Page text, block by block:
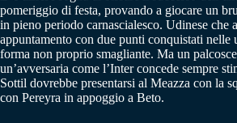
pomeriggio di festa, provando a giocare un
in pieno periodo carnascialesco. Udinese che
appuntamento con due punti conquistati nelle
forma non proprio smagliante. Ma un
un’avversaria come l’Inter concede sempre
Sottil dovrebbe presentarsi al Meazza con la
con Pereyra in appoggio a Beto.